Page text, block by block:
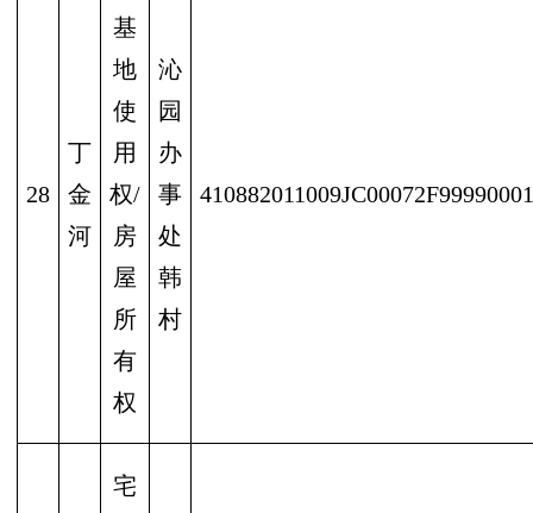
28
丁
金
河
基
地
使
用
权/
房
屋
所
有
权
沁
园
办
事
处
韩
村
410882011009JC00072F99990001
宅